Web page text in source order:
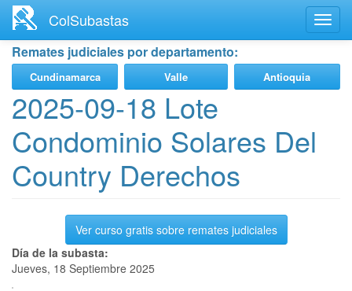
contenido
principal
ColSubastas
Remates judiciales por departamento:
Cundinamarca Valle Antioquia
2025-09-18 Lote
Condominio Solares Del
Country Derechos
Ver curso gratis sobre remates judiciales
Día de la subasta:
Jueves, 18 Septiembre 2025